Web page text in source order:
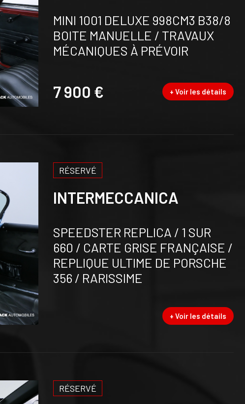
MINI 1001 DELUXE 998CM3 B38/8
BOITE MANUELLE / TRAVAUX
MÉCANIQUES À PRÉVOIR
7 900 € + Voir les détails
RÉSERVÉ
INTERMECCANICA
SPEEDSTER REPLICA / 1 SUR
660 / CARTE GRISE FRANÇAISE /
REPLIQUE ULTIME DE PORSCHE
356 / RARISSIME
+ Voir les détails
RÉSERVÉ